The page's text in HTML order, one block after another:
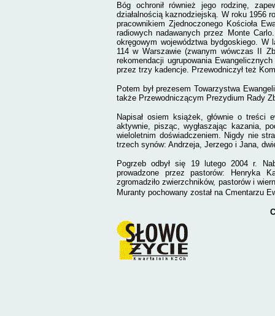
Bóg ochronił również jego rodzinę,
działalnością kaznodziejską. W roku 1956
pracownikiem Zjednoczonego Kościoła
radiowych nadawanych przez Monte
okręgowym województwa bydgoskiego. W
114 w Warszawie (zwanym wówczas II
rekomendacji ugrupowania
przez trzy kadencje. Przewodniczył też
Potem był prezesem Towarzystwa
także Przewodniczącym Prezydium Rady
Napisał osiem książek, głównie o treści
aktywnie, pisząc, wygłaszając kazania,
wieloletnim doświadczeniem. Nigdy nie
trzech synów: Andrzeja, Jerzego i Jana,
Pogrzeb odbył się 19 lutego 2004 r.
prowadzone przez pastorów: Henryka
zgromadziło zwierzchników, pastorów i
Muranty pochowany został na Cmentarzu